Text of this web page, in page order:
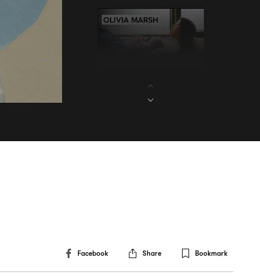
Facebook Share Bookmark